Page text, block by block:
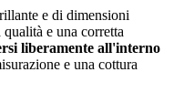
e di dimensioni
e una corretta
liberamente all'interno
e una cottura